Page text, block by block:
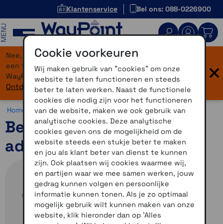
Klantenservice Bel ons: 088-0226900
Nee, je bent niet verdwaald! Onze website heeft
een flinke upgrade gekregen. Dezelfde vertrouwde
WayPoint-service, maar dan in een modern jasje.
Ontdek hier wat er allemaal nieuw is.
×
Home >Accessoires >Overig > Fitness accessoires
Benson USB-A en USB-C
adapter
Cookie voorkeuren
Wij maken gebruik van "cookies" om onze
website te laten functioneren en steeds
beter te laten werken. Naast de functionele
cookies die nodig zijn voor het functioneren
van de website, maken we ook gebruik van
analytische cookies. Deze analytische
cookies geven ons de mogelijkheid om de
website steeds een stukje beter te maken
en jou als klant beter van dienst te kunnen
zijn. Ook plaatsen wij cookies waarmee wij,
en partijen waar we mee samen werken, jouw
gedrag kunnen volgen en persoonlijke
informatie kunnen tonen. Als je zo optimaal
mogelijk gebruik wilt kunnen maken van onze
website, klik hieronder dan op 'Alles